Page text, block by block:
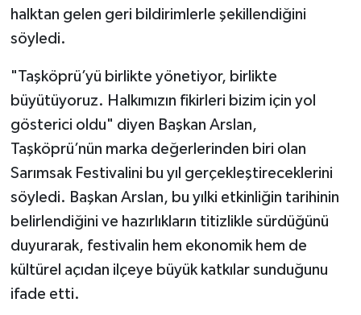
halktan gelen geri bildirimlerle şekillendiğini
söyledi.
"Taşköprü’yü birlikte yönetiyor, birlikte
büyütüyoruz. Halkımızın fikirleri bizim için yol
gösterici oldu" diyen Başkan Arslan,
Taşköprü’nün marka değerlerinden biri olan
Sarımsak Festivalini bu yıl gerçekleştireceklerini
söyledi. Başkan Arslan, bu yılki etkinliğin tarihinin
belirlendiğini ve hazırlıkların titizlikle sürdüğünü
duyurarak, festivalin hem ekonomik hem de
kültürel açıdan ilçeye büyük katkılar sunduğunu
ifade etti.